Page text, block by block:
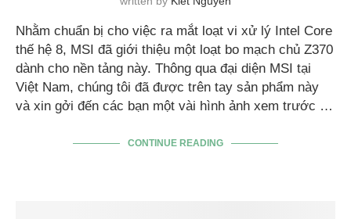
Nhằm chuẩn bị cho việc ra mắt loạt vi xử lý Intel Core
thế hệ 8, MSI đã giới thiệu một loạt bo mạch chủ Z370
dành cho nền tảng này. Thông qua đại diện MSI tại
Việt Nam, chúng tôi đã được trên tay sản phẩm này
và xin gởi đến các bạn một vài hình ảnh xem trước …
CONTINUE READING